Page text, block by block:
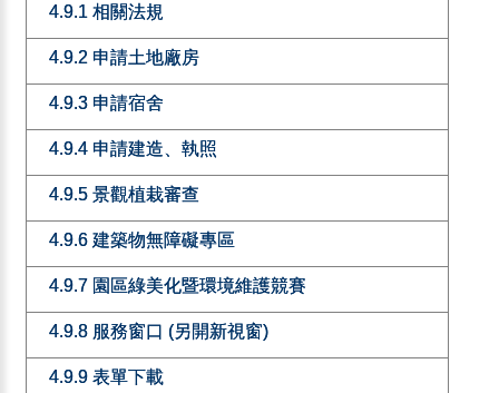
4.9.1 相關法規
4.9.2 申請土地廠房
4.9.3 申請宿舍
4.9.4 申請建造、執照
4.9.5 景觀植栽審查
4.9.6 建築物無障礙專區
4.9.7 園區綠美化暨環境維護競賽
4.9.8 服務窗口 (另開新視窗)
4.9.9 表單下載